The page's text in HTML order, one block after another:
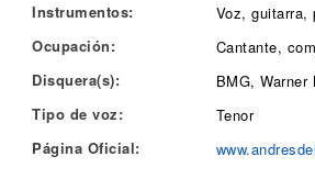
Instrumentos:
Voz, guitarra,
Ocupación:
Cantante,
Disquera(s):
BMG,
Tipo de voz:
Tenor
Página Oficial: